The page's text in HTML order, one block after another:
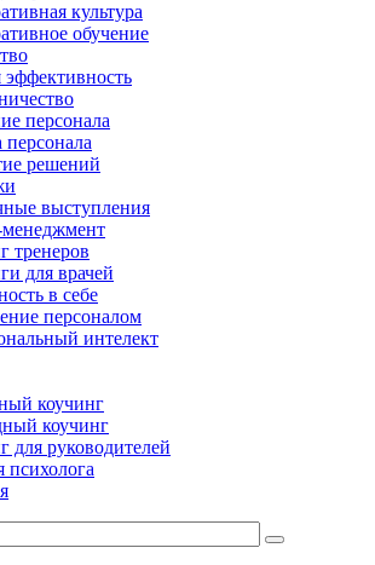
культура
обучение
персонала
решений
выступления
менеджмент
тренеров
для врачей
в себе
персоналом
интелект
коучинг
коучинг
для руководителей
психолога